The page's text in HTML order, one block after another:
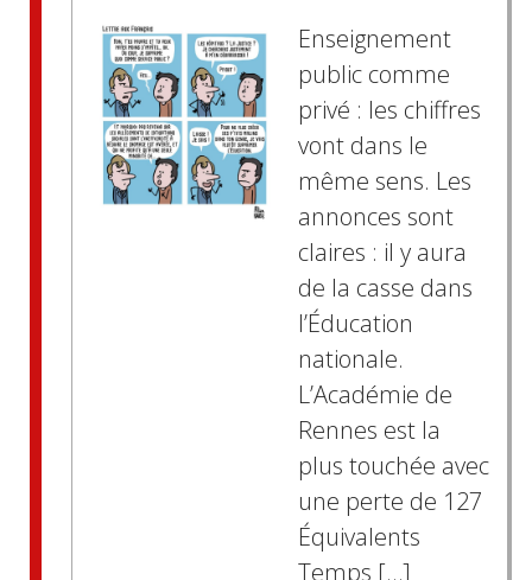
Enseignement
public comme
privé : les chiffres
vont dans le
même sens. Les
annonces sont
claires : il y aura
de la casse dans
l’Éducation
nationale.
L’Académie de
Rennes est la
plus touchée avec
une perte de 127
Équivalents
Temps […]